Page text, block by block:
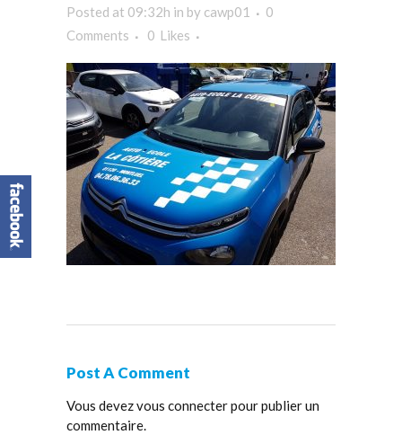
Posted at 09:32h in by cawp01
0
Comments
0 Likes
Post A Comment
Vous devezvous connecterpour publier un
commentaire.